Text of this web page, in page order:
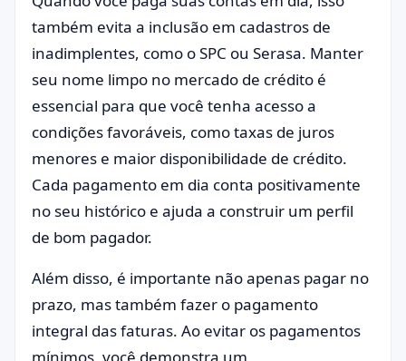
também evita a inclusão em cadastros de
inadimplentes, como o SPC ou Serasa. Manter
seu nome limpo no mercado de crédito é
essencial para que você tenha acesso a
condições favoráveis, como taxas de juros
menores e maior disponibilidade de crédito.
Cada pagamento em dia conta positivamente
no seu histórico e ajuda a construir um perfil
de bom pagador.
Além disso, é importante não apenas pagar no
prazo, mas também fazer o pagamento
integral das faturas. Ao evitar os pagamentos